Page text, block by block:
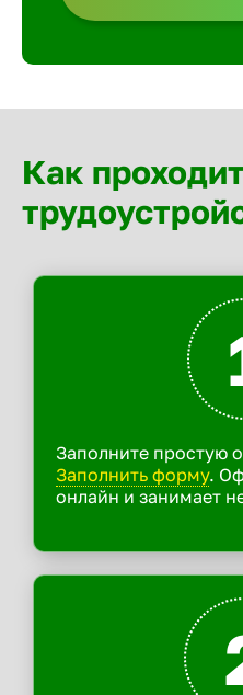
Как проходит
Заполните простую
Заполнить форму.
онлайн и занимает